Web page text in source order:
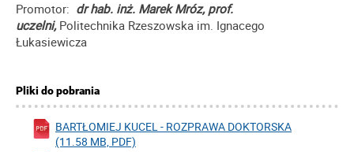
Promotor: dr hab. inż. Marek Mróz, prof.
uczelni, Politechnika Rzeszowska im. Ignacego
Łukasiewicza
Pliki do pobrania
BARTŁOMIEJ KUCEL - ROZPRAWA DOKTORSKA
(11.58 MB, PDF)